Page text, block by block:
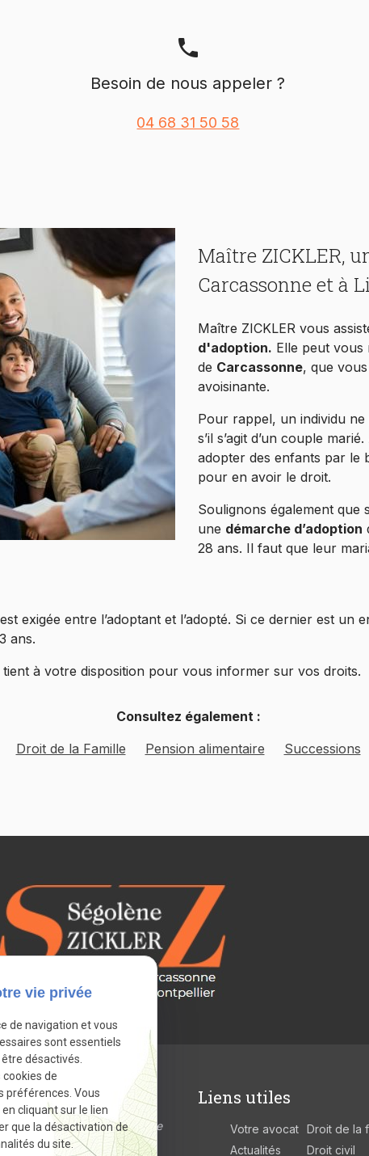
phone
Besoin de nous appeler ?
04 68 31 50 58
Maître ZICKLER,
Carcassonne et à
Maître ZICKLER vous
d'adoption. Elle peut vous
de Carcassonne, que
avoisinante.
Pour rappel, un individu
s’il s’agit d’un couple
adopter des enfants par le
pour en avoir le droit.
Soulignons également
une démarche d’adoption
28 ans. Il faut que leur
exigée entre l’adoptant et l’adopté. Si ce dernier est
ans.
à votre disposition pour vous informer sur vos droits.
Consultez également :
Droit de la Famille
Pension alimentaire Successions
Jaurès 11000 Carcassonne
:
Liens utiles
Votre avocat
Actualités
Droit de la
Droit civil
vie privée
de navigation et vous
sont essentiels
désactivés.
de
préférences. Vous
cliquant sur le lien
que la désactivation de
du site.